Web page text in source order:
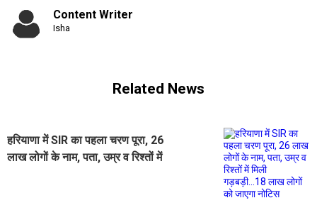
Content Writer
Isha
Related News
हरियाणा में SIR का पहला चरण पूरा, 26
लाख लोगों के नाम, पता, उम्र व रिश्तों में